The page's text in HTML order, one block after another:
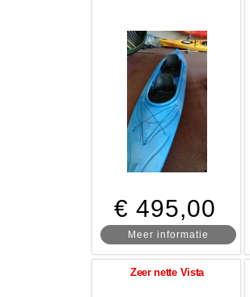
€ 495,00
Meer informatie
Zeer nette Vista